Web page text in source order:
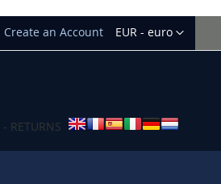
Currency
EUR - euro
Create an Account
- RETURNS